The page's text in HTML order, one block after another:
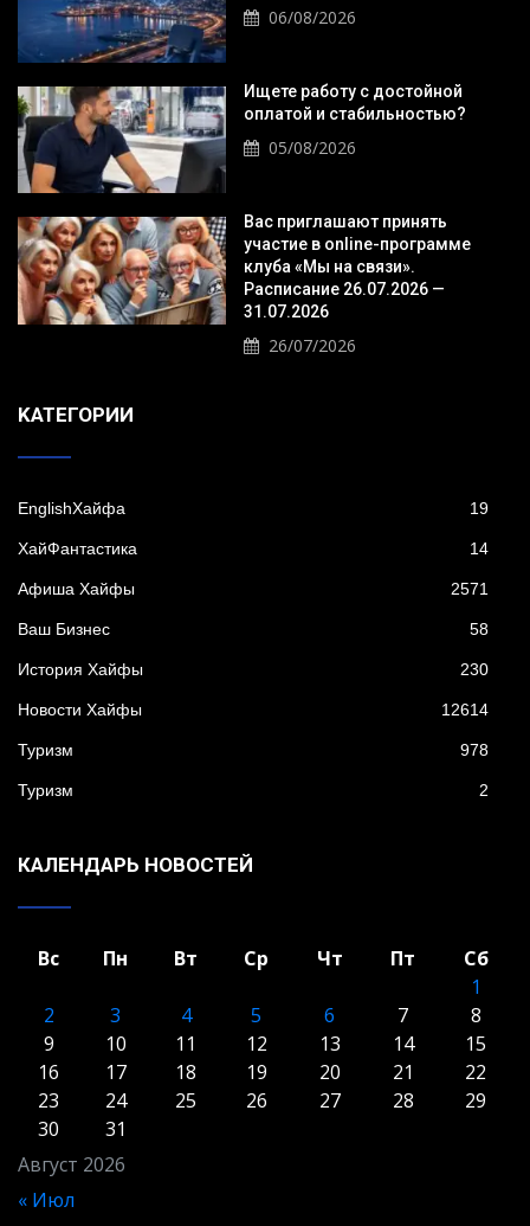
06/08/2026
Ищете работу с достойной
оплатой и стабильностью?
05/08/2026
Вас приглашают принять
участие в online-программе
клуба «Мы на связи».
Расписание 26.07.2026 —
31.07.2026
26/07/2026
KАТЕГОРИИ
EnglishХайфа 19
XайФантастика 14
Афиша Хайфы 2571
Ваш Бизнес 58
История Хайфы 230
Новости Хайфы 12614
Туризм 978
Туризм 2
КАЛЕНДАРЬ НОВОСТЕЙ
Август 2026
Вс Пн Вт Ср Чт Пт
Сб
1
2
3 4 5 6 7
8
9
10 11 12 13 14
15
16
17 18 19 20 21
22
23
24 25 26 27 28
29
30
31
« Июл